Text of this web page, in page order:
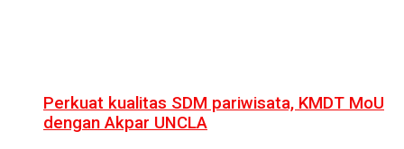
Perkuat kualitas SDM pariwisata, KMDT MoU
dengan Akpar UNCLA